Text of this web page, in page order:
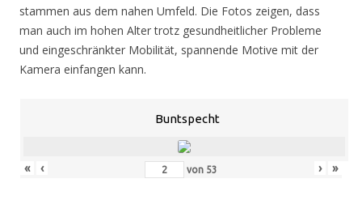
stammen aus dem nahen Umfeld. Die Fotos zeigen, dass
man auch im hohen Alter trotz gesundheitlicher Probleme
und eingeschränkter Mobilität, spannende Motive mit der
Kamera einfangen kann.
Buntspecht
« ‹ von 53 › »